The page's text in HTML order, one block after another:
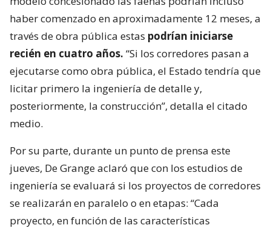
haber comenzado en aproximadamente 12 meses, a
través de obra pública estas podrían iniciarse
recién en cuatro años. “Si los corredores pasan a
ejecutarse como obra pública, el Estado tendría que
licitar primero la ingeniería de detalle y,
posteriormente, la construcción”, detalla el citado
medio.
Por su parte, durante un punto de prensa este
jueves, De Grange aclaró que con los estudios de
ingeniería se evaluará si los proyectos de corredores
se realizarán en paralelo o en etapas: “Cada
proyecto, en función de las características